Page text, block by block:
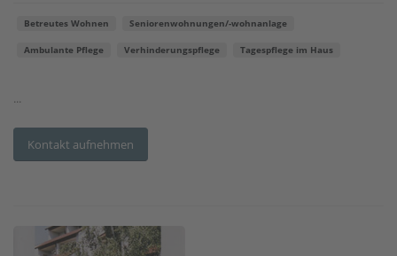
Betreutes Wohnen Seniorenwohnungen/-wohnanlage
Ambulante Pflege Verhinderungspflege Tagespflege im Haus
...
Kontakt aufnehmen